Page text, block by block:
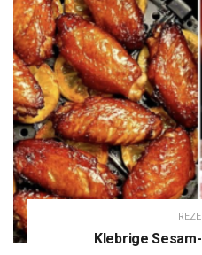
Klebrige